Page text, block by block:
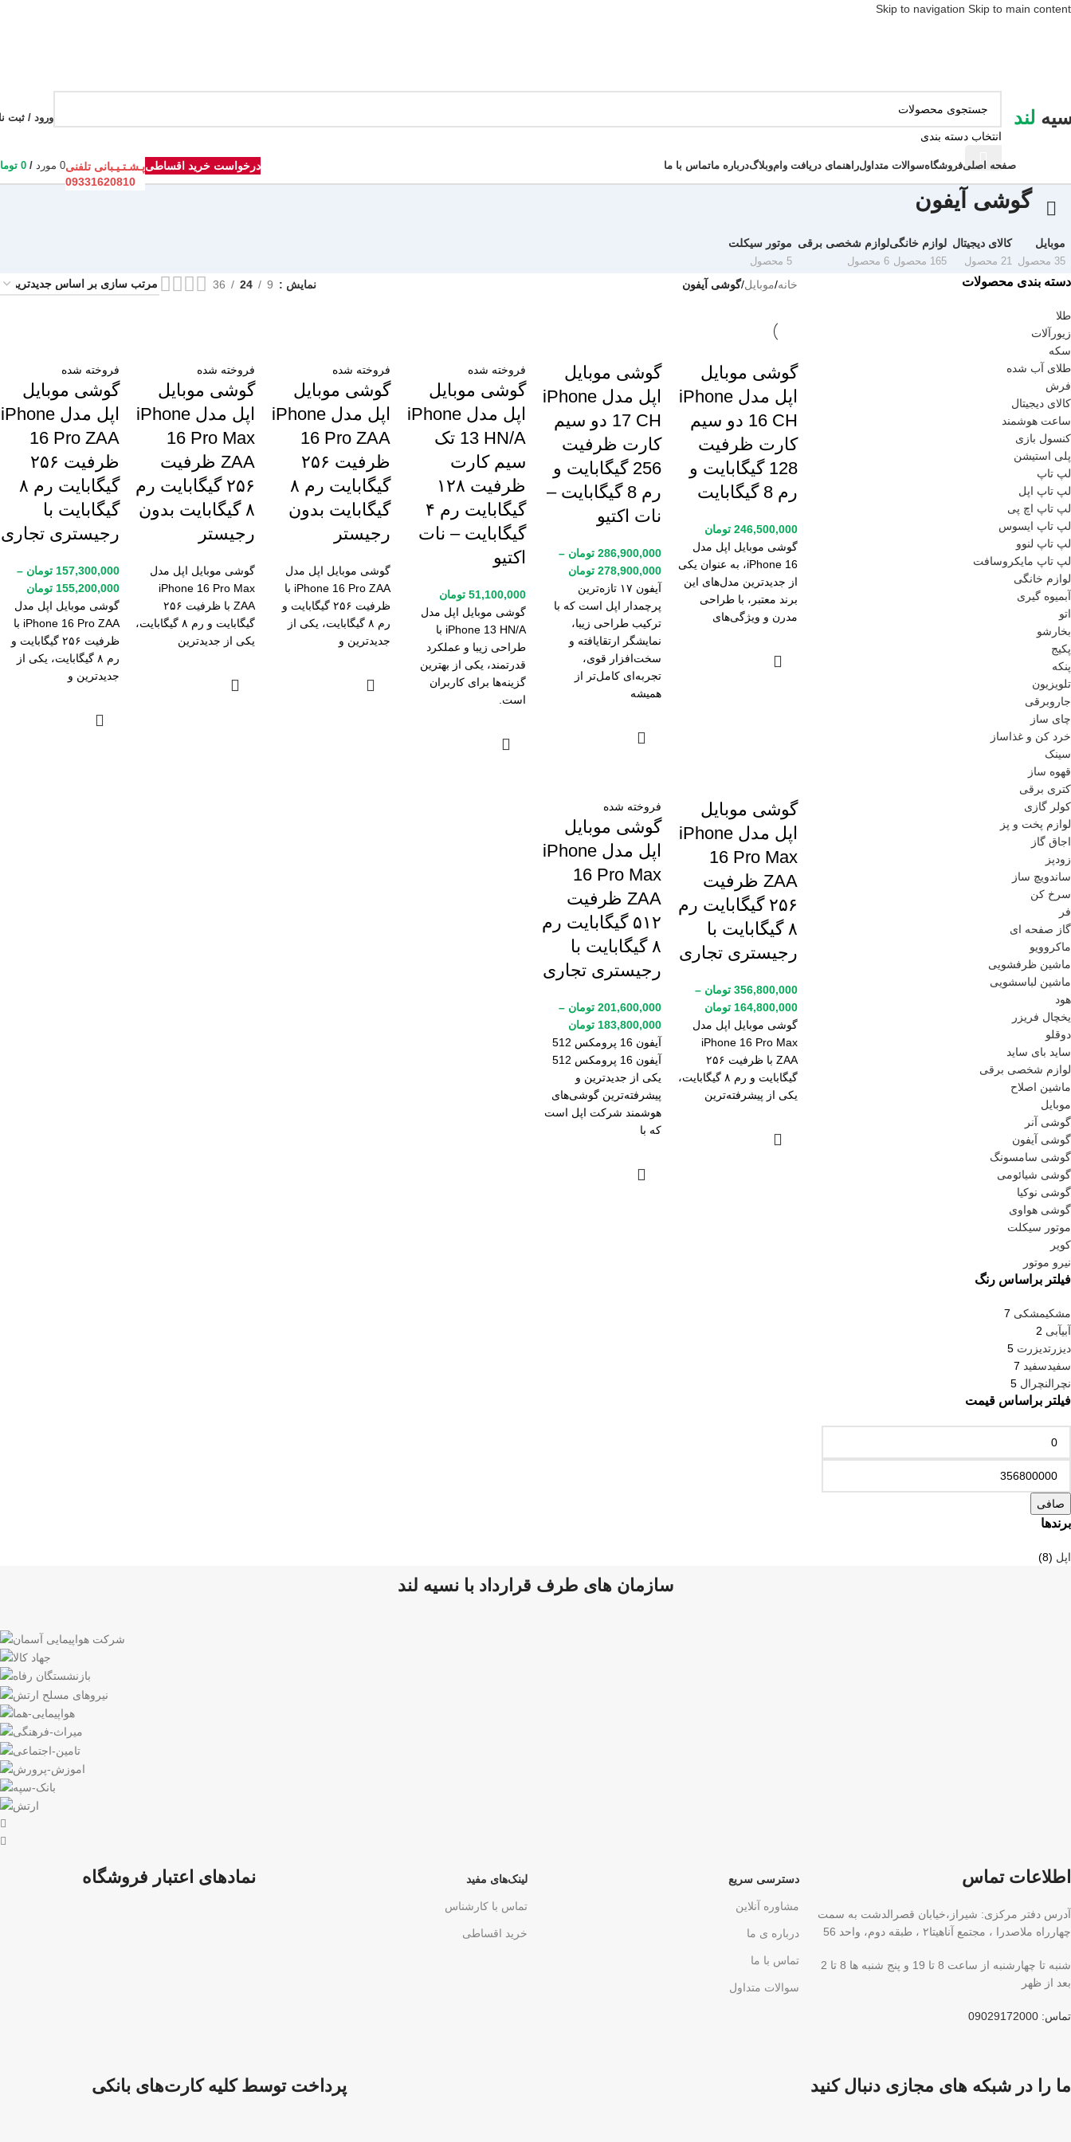
Skip to navigation Skip to main content
لند
انتخاب دسته بندی
ورود / ثبت
صفحه اصلیفروشگاهسوالات متداولراهنمای دریافت واموبلاگدرباره ماتماس با ما درخواست خرید اقساطیپـشـتـیـبانی تلفنی
09331620810
0 مورد /
0
گوشی آیفون
موبایل
35 محصول
کالای دیجیتال
21 محصول
لوازم خانگی
165 محصول
لوازم شخصی برقی
6 محصول
موتور سیکلت
5 محصول
دسته بندی محصولات
طلا
زیورآلات
سکه
طلای آب شده
فرش
کالای دیجیتال
ساعت هوشمند
کنسول بازی
پلی استیشن
لپ تاپ
لپ تاپ اپل
لپ تاپ اچ پی
لپ تاپ ایسوس
لپ تاپ لنوو
لپ تاپ مایکروسافت
لوازم خانگی
آبمیوه گیری
اتو
بخارشو
پکیج
پنکه
تلویزیون
جاروبرقی
چای ساز
خرد کن و غذاساز
سینک
قهوه ساز
کتری برقی
کولر گازی
لوازم پخت و پز
اجاق گاز
زودپز
ساندویچ ساز
سرخ کن
فر
گاز صفحه ای
ماکروویو
ماشین ظرفشویی
ماشین لباسشویی
هود
یخچال فریزر
دوقلو
ساید بای ساید
لوازم شخصی برقی
ماشین اصلاح
موبایل
گوشی آنر
گوشی آیفون
گوشی سامسونگ
گوشی شیائومی
گوشی نوکیا
گوشی هواوی
موتور سیکلت
کویر
نیرو موتور
فیلتر براساس رنگ
مشکیمشکی 7
آبیآبی 2
دیزرتدیزرت 5
سفیدسفید 7
نچرالنچرال 5
فیلتر براساس قیمت
صافی
برندها
اپل (8)
خانه/موبایل/گوشی آیفون نمایش 9
24
36
گوشی موبایل
اپل مدل iPhone
16 CH دو سیم
کارت ظرفیت
128 گیگابایت و
رم 8 گیگابایت
246,500,000 تومان
گوشی موبایل اپل مدل
iPhone 16، به عنوان یکی
از جدیدترین مدل‌های این
برند معتبر، با طراحی
مدرن و ویژگی‌های
گوشی موبایل
اپل مدل iPhone
17 CH دو سیم
کارت ظرفیت
256 گیگابایت و
رم 8 گیگابایت –
نات اکتیو
286,900,000 تومان –
278,900,000 تومان
آیفون ۱۷ تازه‌ترین
پرچمدار اپل است که با
ترکیب طراحی زیبا،
نمایشگر ارتقایافته و
سخت‌افزار قوی،
تجربه‌ای کامل‌تر از
همیشه
فروخته شده
گوشی موبایل
اپل مدل iPhone
13 HN/A تک
سیم کارت
ظرفیت ۱۲۸
گیگابایت رم ۴
گیگابایت – نات
اکتیو
51,100,000 تومان
گوشی موبایل اپل مدل
iPhone 13 HN/A با
طراحی زیبا و عملکرد
قدرتمند، یکی از بهترین
گزینه‌ها برای کاربران
است.
فروخته شده
گوشی موبایل
اپل مدل iPhone
16 Pro ZAA
ظرفیت ۲۵۶
گیگابایت رم ۸
گیگابایت بدون
رجیستر
گوشی موبایل اپل مدل
iPhone 16 Pro ZAA با
ظرفیت ۲۵۶ گیگابایت و
رم ۸ گیگابایت، یکی از
جدیدترین و
فروخته شده
گوشی موبایل
اپل مدل iPhone
16 Pro Max
ZAA ظرفیت
۲۵۶ گیگابایت رم
۸ گیگابایت بدون
رجیستر
گوشی موبایل اپل مدل
iPhone 16 Pro Max
ZAA با ظرفیت ۲۵۶
گیگابایت و رم ۸ گیگابایت،
یکی از جدیدترین
فروخته شده
گوشی موبایل
اپل مدل iPhone
16 Pro ZAA
ظرفیت ۲۵۶
گیگابایت رم ۸
گیگابایت با
رجیستری تجاری
157,300,000 تومان –
155,200,000 تومان
گوشی موبایل اپل مدل
iPhone 16 Pro ZAA با
ظرفیت ۲۵۶ گیگابایت و
رم ۸ گیگابایت، یکی از
جدیدترین و
گوشی موبایل
اپل مدل iPhone
16 Pro Max
ZAA ظرفیت
۲۵۶ گیگابایت رم
۸ گیگابایت با
رجیستری تجاری
356,800,000 تومان –
164,800,000 تومان
گوشی موبایل اپل مدل
iPhone 16 Pro Max
ZAA با ظرفیت ۲۵۶
گیگابایت و رم ۸ گیگابایت،
یکی از پیشرفته‌ترین
فروخته شده
گوشی موبایل
اپل مدل iPhone
16 Pro Max
ZAA ظرفیت
۵۱۲ گیگابایت رم
۸ گیگابایت با
رجیستری تجاری
201,600,000 تومان –
183,800,000 تومان
آیفون 16 پرومکس 512
آیفون 16 پرومکس 512
یکی از جدیدترین و
پیشرفته‌ترین گوشی‌های
هوشمند شرکت اپل است
که با
سازمان های طرف قرارداد با نسیه لند
اطلاعات تماس
آدرس دفتر مرکزی: شیراز،خیابان قصرالدشت به سمت
چهارراه ملاصدرا ، مجتمع آناهیتا۲ ، طبقه دوم، واحد 56
شنبه تا چهارشنبه از ساعت 8 تا 19 و پنج شنبه ها 8 تا 2
بعد از ظهر
تماس: 09029172000
دسترسی سریع
مشاوره آنلاین
درباره ی ما
تماس با ما
سوالات متداول
لینک‌های مفید
تماس با کارشناس
خرید اقساطی
نمادهای اعتبار فروشگاه
ما را در شبکه های مجازی دنبال کنید پرداخت توسط کلیه کارت‌های بانکی